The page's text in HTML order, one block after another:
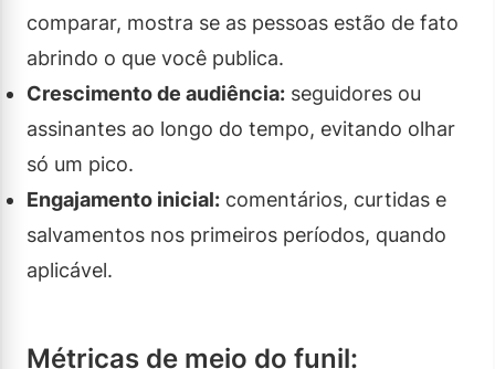
comparar, mostra se as pessoas estão de fato
abrindo o que você publica.
Crescimento de audiência: seguidores ou
assinantes ao longo do tempo, evitando olhar
só um pico.
Engajamento inicial: comentários, curtidas e
salvamentos nos primeiros períodos, quando
aplicável.
Métricas de meio do funil: